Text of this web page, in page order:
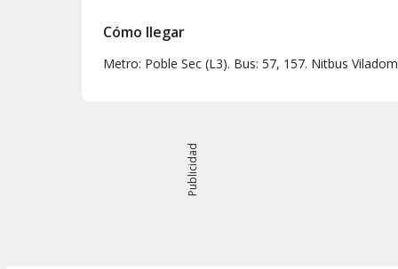
Cómo llegar
Metro: Poble Sec (L3). Bus: 57, 157. Nitbus
Publicidad